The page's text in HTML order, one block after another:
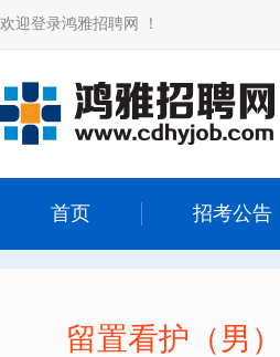
欢迎登录鸿雅招聘网 ！
首页 招考公告
留置看护（男）